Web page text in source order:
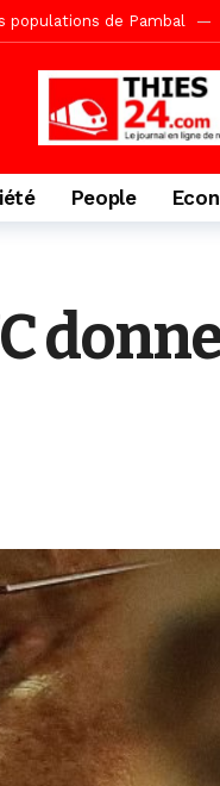
populations de Pambal
Responsable de la
de non-lieu et des
l’équivalent de 600
train en provenance
» au parti KIIRAY – Les
People